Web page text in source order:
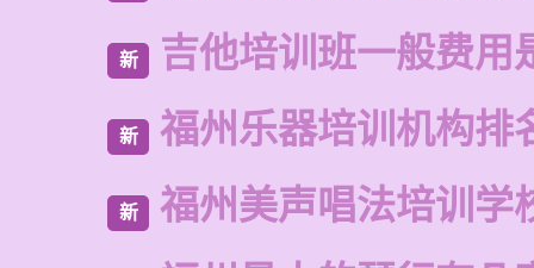
新 吉他培训班一般费用
新 福州乐器培训机构排
新
福州美声唱法培训学